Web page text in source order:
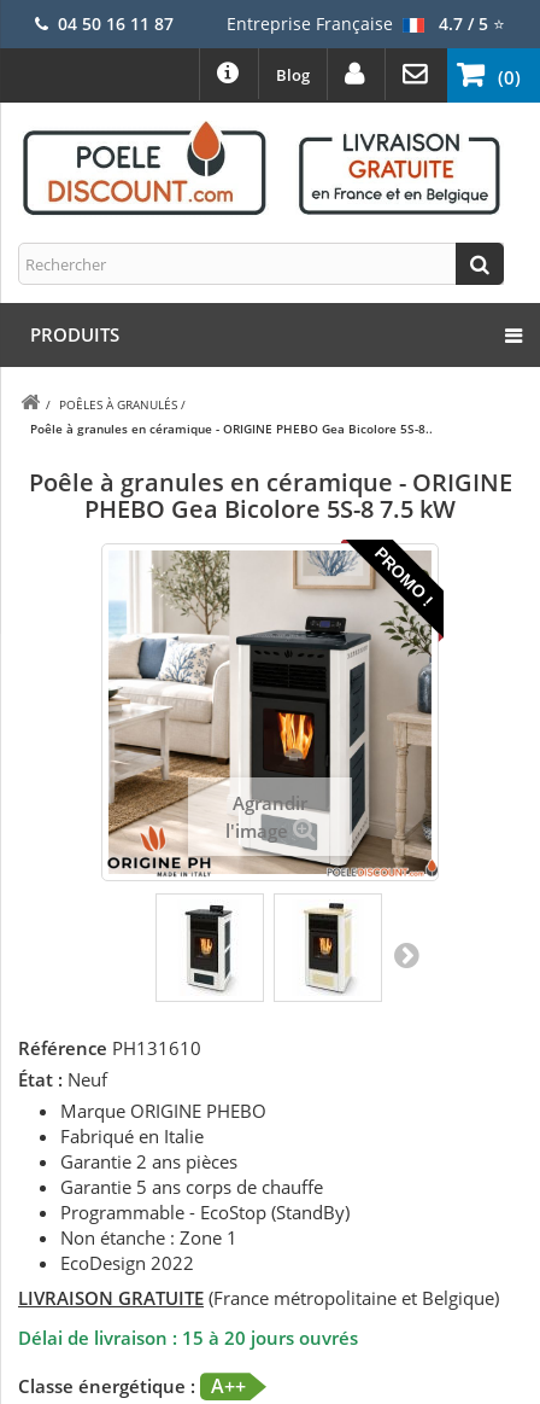
04 50 16 11 87 Entreprise Française 4.7 / 5⭐
(0)
Blog
PRODUITS
/ POÊLES À GRANULÉS /
Poêle à granules en céramique - ORIGINE PHEBO Gea Bicolore 5S-8..
Poêle à granules en céramique - ORIGINE
PHEBO Gea Bicolore 5S-8 7.5 kW
PROMO !
Agrandir
l'image
Référence PH131610
État : Neuf
Marque ORIGINE PHEBO
Fabriqué en Italie
Garantie 2 ans pièces
Garantie 5 ans corps de chauffe
Programmable - EcoStop (StandBy)
Non étanche : Zone 1
EcoDesign 2022
LIVRAISON GRATUITE (France métropolitaine et Belgique)
Délai de livraison : 15 à 20 jours ouvrés
Classe énergétique :
A++